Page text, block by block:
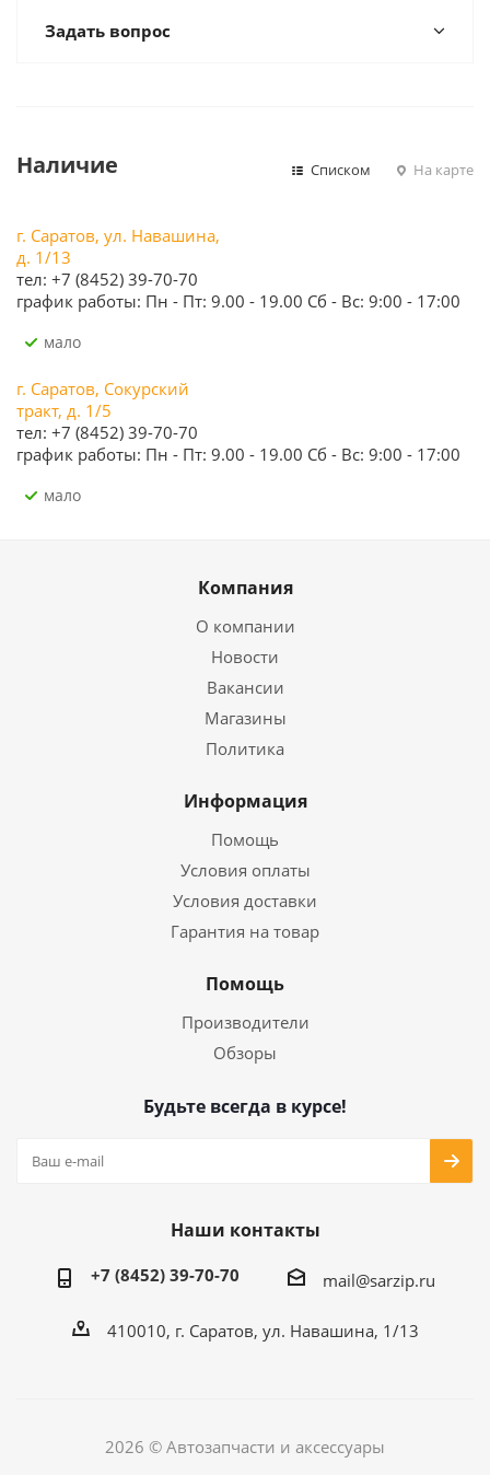
Задать вопрос
Наличие Списком На карте
г. Саратов, ул. Навашина,
д. 1/13
тел: +7 (8452) 39-70-70
график работы: Пн - Пт: 9.00 - 19.00 Сб - Вс: 9:00 - 17:00
Мало
г. Саратов, Сокурский
тракт, д. 1/5
тел: +7 (8452) 39-70-70
график работы: Пн - Пт: 9.00 - 19.00 Сб - Вс: 9:00 - 17:00
Мало
Компания
О компании
Новости
Вакансии
Магазины
Политика
Информация
Помощь
Условия оплаты
Условия доставки
Гарантия на товар
Помощь
Производители
Обзоры
Будьте всегда в курсе!
Наши контакты
+7 (8452) 39-70-70 mail@sarzip.ru
410010, г. Саратов, ул. Навашина, 1/13
2026 © Автозапчасти и аксессуары